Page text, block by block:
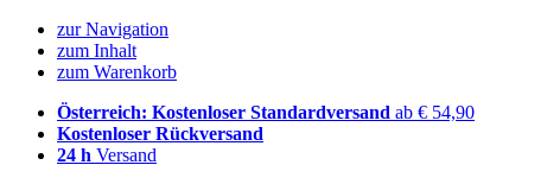
zur Navigation
zum Inhalt
zum Warenkorb
Österreich: Kostenloser Standardversand ab € 54,90
Kostenloser Rückversand
24 h Versand